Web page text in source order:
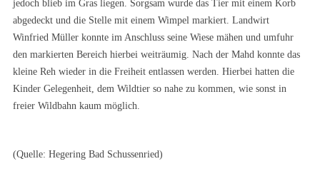
jedoch blieb im Gras liegen. Sorgsam wurde das Tier mit einem Korb
abgedeckt und die Stelle mit einem Wimpel markiert. Landwirt
Winfried Müller konnte im Anschluss seine Wiese mähen und umfuhr
den markierten Bereich hierbei weiträumig. Nach der Mahd konnte das
kleine Reh wieder in die Freiheit entlassen werden. Hierbei hatten die
Kinder Gelegenheit, dem Wildtier so nahe zu kommen, wie sonst in
freier Wildbahn kaum möglich.
(Quelle: Hegering Bad Schussenried)